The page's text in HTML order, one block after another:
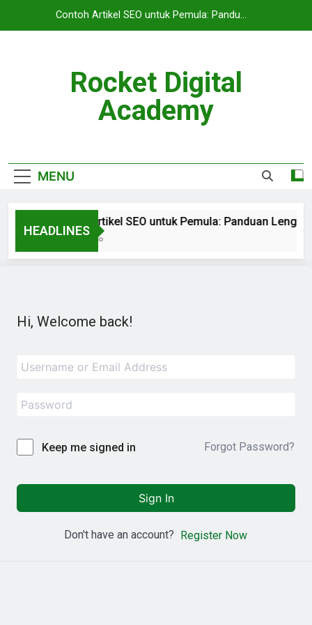
Contoh Artikel SEO untuk Pemula: Panduan
Rocket Digital
Academy
MENU
HEADLINES
Contoh Artikel SEO untuk Pemula: Panduan
3 Months Ago
Hi, Welcome back!
Keep me signed in Forgot Password?
Sign In
Don't have an account? Register Now